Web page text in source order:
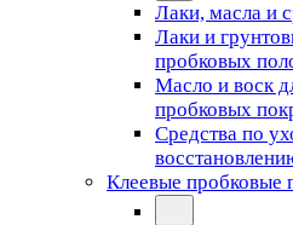
Лаки, масла и
Лаки и
пробковых
Масло и воск
пробковых
Средства по
Клеевые пробковые